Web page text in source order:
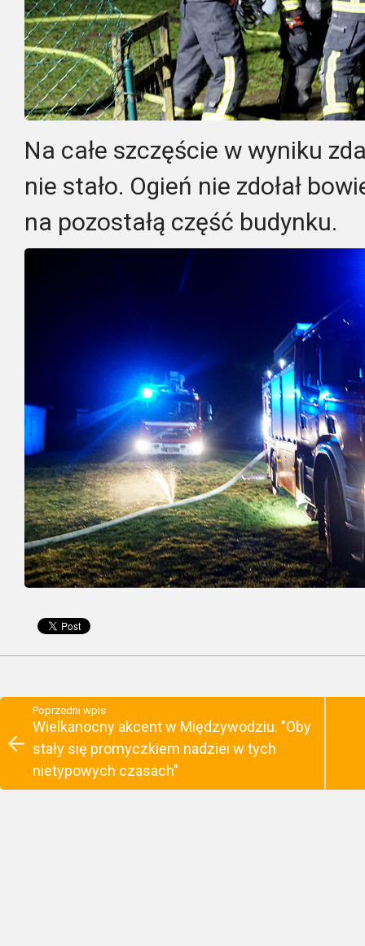
Na całe szczęście w wyniku
nie stało. Ogień nie zdołał
na pozostałą część budynku.
Poprzedni wpis
Wielkanocny akcent w Międzywodziu. "Oby
stały się promyczkiem nadziei w tych
nietypowych czasach"